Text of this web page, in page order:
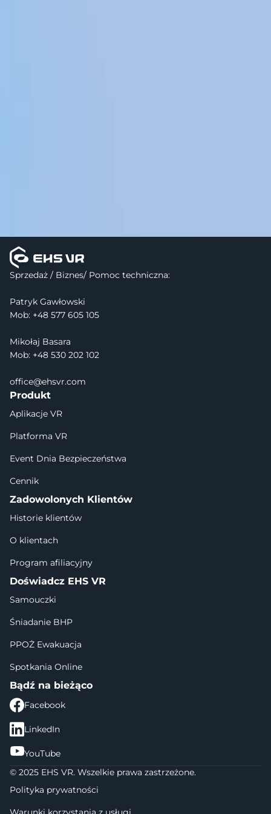
Sprzedaż / Biznes/ Pomoc techniczna:
Patryk Gawłowski
Mob: +48 577 605 105
Mikołaj Basara
Mob: +48 530 202 102
office@ehsvr.com
Produkt
Aplikacje VR
Platforma VR
Event Dnia Bezpieczeństwa
Cennik
Zadowolonych Klientów
Historie klientów
O klientach
Program afiliacyjny
Doświadcz EHS VR
Samouczki
Śniadanie BHP
PPOŻ Ewakuacja
Spotkania Online
Bądź na bieżąco
Facebook
LinkedIn
YouTube
© 2025 EHS VR. Wszelkie prawa zastrzeżone.
Polityka prywatności